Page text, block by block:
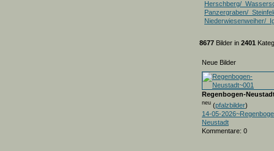
Herschberg/
Panzergraben/
Niederwiesenweiher/
8677 Bilder in 2401
Neue Bilder
Regenbogen-
neu (pfalzbilder)
14-05-
Neustadt
Kommentare: 0